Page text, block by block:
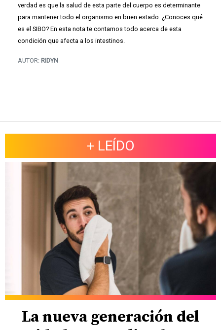
verdad es que la salud de esta parte del cuerpo es determinante
para mantener todo el organismo en buen estado. ¿Conoces qué
es el SIBO? En esta nota te contamos todo acerca de esta
condición que afecta a los intestinos.
AUTOR: RIDYN
+ LEÍDO
La nueva generación del